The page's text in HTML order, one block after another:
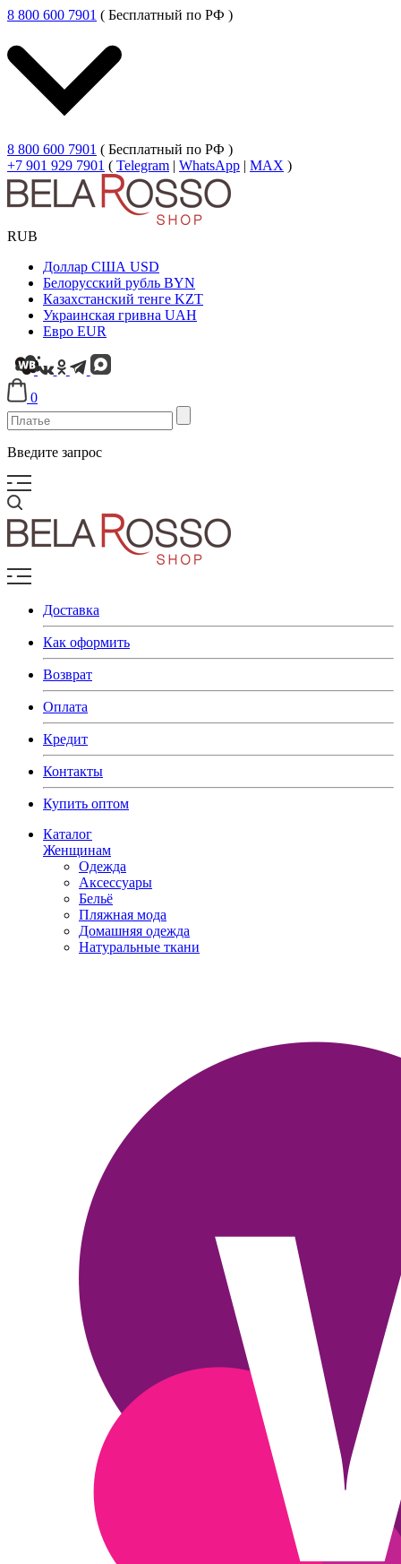
8 800 600 7901 ( Бесплатный по РФ )
8 800 600 7901 ( Бесплатный по РФ )
+7 901 929 7901 ( Telegram | WhatsApp | MAX )
RUB
Доллар США USD
Белорусский рубль BYN
Казахстанский тенге KZT
Украинская гривна UAH
Евро EUR
0
Введите запрос
Доставка
Как оформить
Возврат
Оплата
Кредит
Контакты
Купить оптом
Каталог
Женщинам
Одежда
Аксессуары
Бельё
Пляжная мода
Домашняя одежда
Натуральные ткани